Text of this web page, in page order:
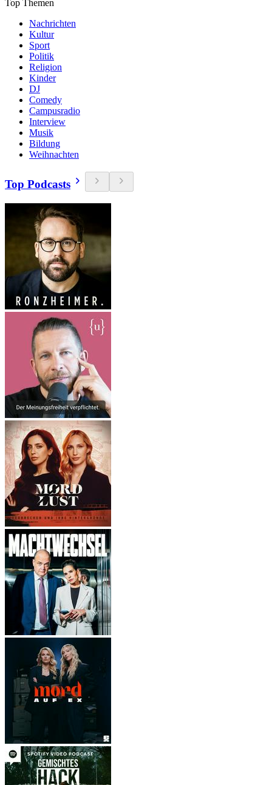
Top Themen
Nachrichten
Kultur
Sport
Politik
Religion
Kinder
DJ
Comedy
Campusradio
Interview
Musik
Bildung
Weihnachten
Top Podcasts